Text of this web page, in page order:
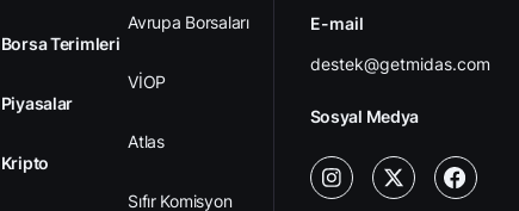
Borsa Terimleri
Piyasalar
Kripto
Avrupa Borsaları
VİOP
Atlas
Sıfır Komisyon
E-mail
destek@getmidas.com
Sosyal Medya